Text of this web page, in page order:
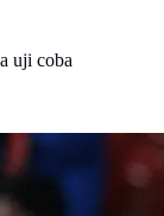
uji coba